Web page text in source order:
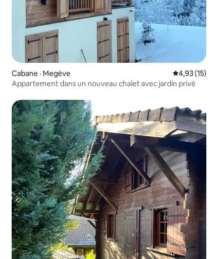
Cabane · Megève Note
4,93 (15)
Appartement dans un nouveau chalet avec jardin privé